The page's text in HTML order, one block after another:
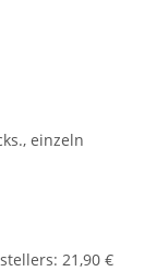
einzeln
: 21,90 €